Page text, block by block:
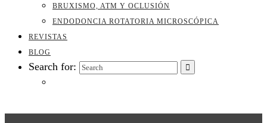
BRUXISMO, ATM Y OCLUSIÓN
ENDODONCIA ROTATORIA MICROSCÓPICA
REVISTAS
BLOG
Search for: